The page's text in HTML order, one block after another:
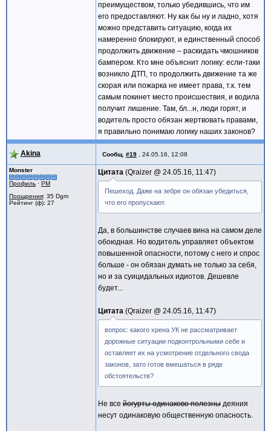
преимуществом, только убедившись, что им
его предоставляют. Ну как бы ну и ладно, хотя
можно представить ситуацию, когда их
намеренно блокируют, и единственный способ
продолжить движение – раскидать чмошников
бампером. Кто мне объяснит логику: если-таки
возникло ДТП, то продолжить движение та же
скорая или пожарка не имеет права, т.к. тем
самым покинет место происшествия, и водила
получит лишение. Там, бл...н, люди горят, и
водитель просто обязан жертвовать правами,
я правильно понимаю логику наших законов?
Akina Сообщ. #19 24.05.16, 12:08
Monster
Профиль · PM
Поощрения: 35 Dgm
Рейтинг (ф): 27
Цитата Qraizer @ 24.05.16, 11:47
Пешеход. Даже на зебре он обязан убедиться,
что его пропускают.
Да, в большинстве случаев вина на самом деле
обоюдная. Но водитель управляет объектом
повышенной опасности, потому с него и спрос
больше - он обязан думать не только за себя,
но и за суицидальных идиотов. Дешевле
будет...
Цитата Qraizer @ 24.05.16, 11:47
вопрос: какого хрена УК не рассматривает
дорожные ситуации подконтрольными себе и
оставляет их на усмотрение отдельного свода
законов, зато готов вмешаться в ряде
обстоятельств?
Не все йогурты одинаково полезны деяния
несут одинаковую общественную опасность.